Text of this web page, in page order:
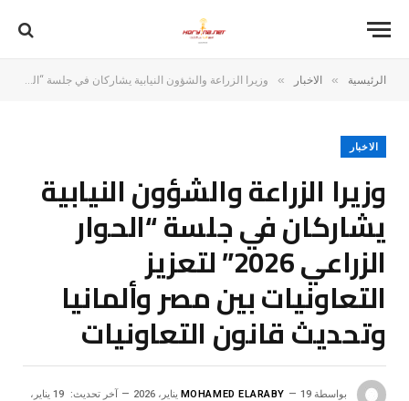
الرئيسية » الاخبار » وزيرا الزراعة والشؤون النيابية يشاركان في جلسة “الحوار الزراعي 2026” لتعزيز التعاونيات بين مصر وألمانيا وتحديث قانون التعاونيات
الاخبار
وزيرا الزراعة والشؤون النيابية
يشاركان في جلسة “الحوار
الزراعي 2026” لتعزيز
التعاونيات بين مصر وألمانيا
وتحديث قانون التعاونيات
بواسطة MOHAMED ELARABY 19 يناير، 2026 آخر تحديث: 19 يناير،